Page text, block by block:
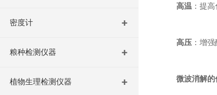
高温 ：提
高压：增强
微波消解的
密度计
粮种检测仪器
植物生理检测仪器